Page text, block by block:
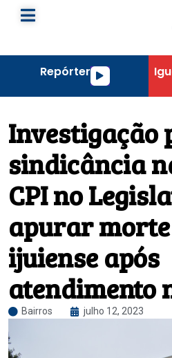
RepórterTocador
Investigação
sindicância
CPI no
apurar
ijuiense após
atendimento
Bairros julho 12, 2023